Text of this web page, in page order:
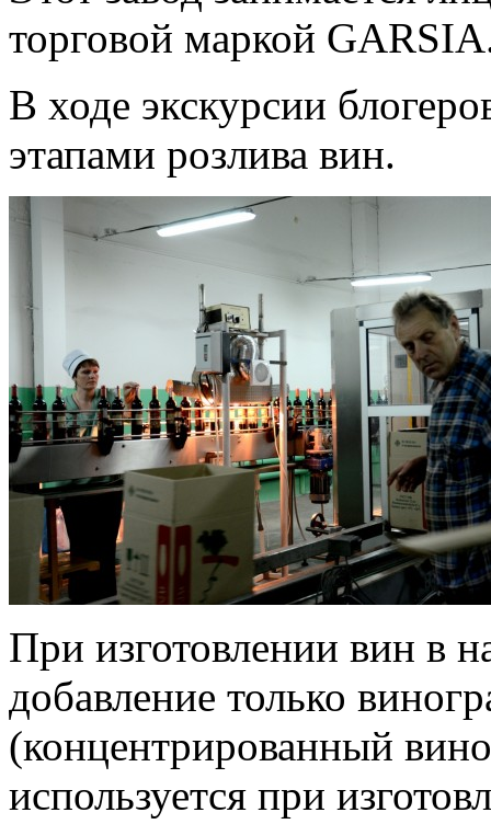
торговой маркой
В ходе экскурсии
этапами розлива вин.
При изготовлении вин в
добавление только
(концентрированный
используется при